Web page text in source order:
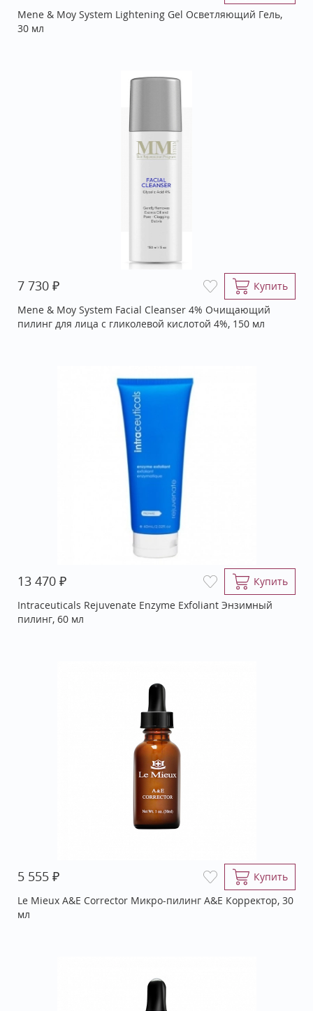
Mene & Moy System Lightening Gel Осветляющий Гель,
30 мл
7 730 ₽
Купить
Mene & Moy System Facial Cleanser 4% Очищающий
пилинг для лица с гликолевой кислотой 4%, 150 мл
13 470 ₽
Купить
Intraceuticals Rejuvenate Enzyme Exfoliant Энзимный
пилинг, 60 мл
5 555 ₽
Купить
Le Mieux A&E Corrector Микро-пилинг A&E Корректор, 30
мл